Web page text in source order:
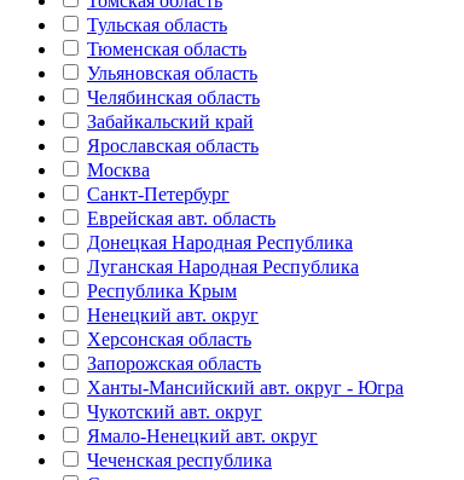
Тульская область
Тюменская область
Ульяновская область
Челябинская область
Забайкальский край
Ярославская область
Москва
Санкт-Петербург
Еврейская авт. область
Донецкая Народная Республика
Луганская Народная Республика
Республика Крым
Ненецкий авт. округ
Херсонская область
Запорожская область
Ханты-Мансийский авт. округ - Югра
Чукотский авт. округ
Ямало-Ненецкий авт. округ
Чеченская республика